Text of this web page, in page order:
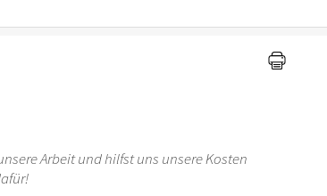
Arbeit und hilfst uns unsere Kosten